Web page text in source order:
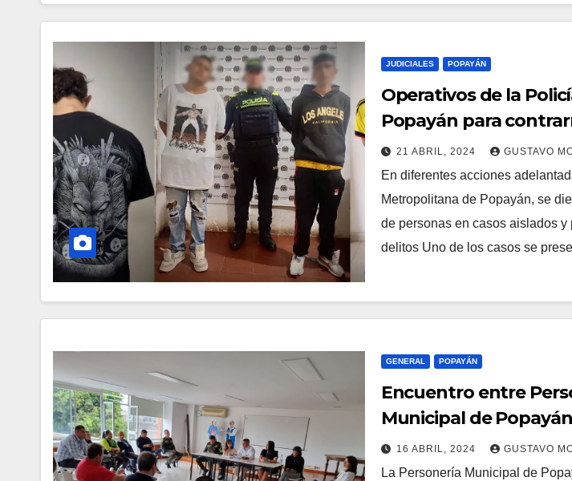
JUDICIALES POPAYÁN
Operativos de la
Popayán para
acciones de la
21 ABRIL, 2024 GUSTAVO
En diferentes acciones
Metropolitana de Popayán, se
de personas en casos aislados y
delitos Uno de los casos se
GENERAL POPAYÁN
Encuentro entre
Municipal de
Muñoz, y gremio
16 ABRIL, 2024 GUSTAVO
La Personería Municipal de